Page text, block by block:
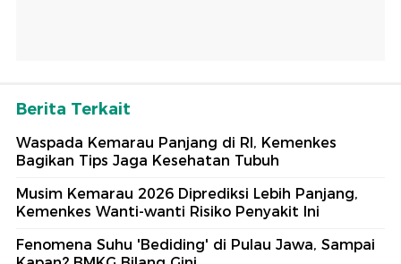
Berita Terkait
Waspada Kemarau Panjang di RI, Kemenkes
Bagikan Tips Jaga Kesehatan Tubuh
Musim Kemarau 2026 Diprediksi Lebih Panjang,
Kemenkes Wanti-wanti Risiko Penyakit Ini
Fenomena Suhu 'Bediding' di Pulau Jawa, Sampai